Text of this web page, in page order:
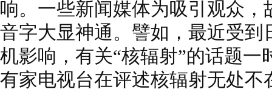
响。一些新闻媒体为吸引观众，
音字大显神通。譬如，最近受到
机影响，有关“核辐射”的话题一
有家电视台在评述核辐射无处不